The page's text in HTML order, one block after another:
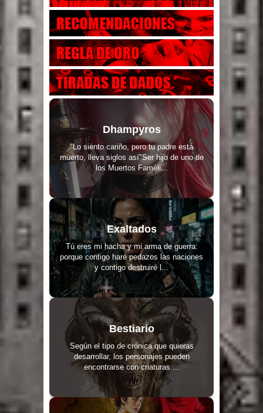
Dhampyros
"Lo siento cariño, pero tu padre está
muerto, lleva siglos así"Ser hijo de uno de
los Muertos Faméli...
Exaltados
Tú eres mi hacha y mi arma de guerra:
porque contigo haré pedazos las naciones
y contigo destruiré l...
Bestiario
Según el tipo de crónica que quieras
desarrollar, los personajes pueden
encontrarse con criaturas ...